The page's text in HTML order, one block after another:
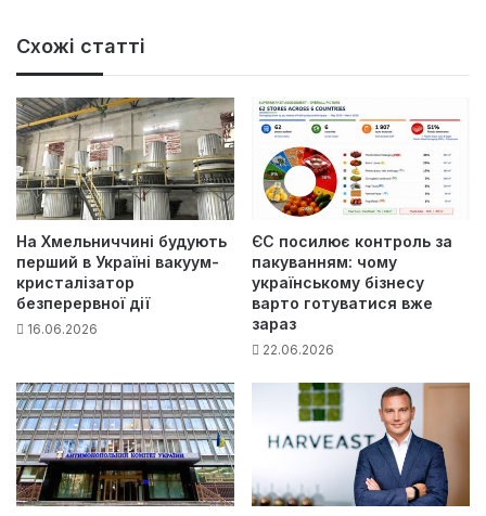
Схожі статті
На Хмельниччині будують
перший в Україні вакуум-
кристалізатор
безперервної дії
16.06.2026
ЄС посилює контроль за
пакуванням: чому
українському бізнесу
варто готуватися вже
зараз
22.06.2026